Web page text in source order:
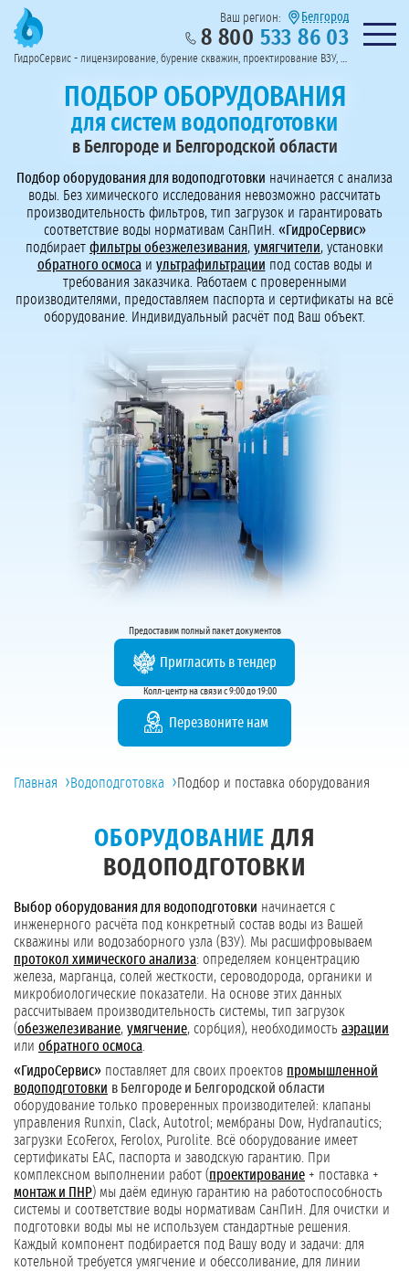
Предоставим полный пакет документов
Пригласить в тендер
Колл-центр на связи с 9:00 до 19:00
Перезвоните мне!
Ваш регион: Белгород
8 800 533 86 03 Нужна
ГидроСервис - лицензирование, бурение скважин, проектирование ВЗУ, системы водоподготовки
ПОДБОР ОБОРУДОВАНИЯ
для систем водоподготовки
в Белгороде и Белгородской области
Подбор оборудования для водоподготовки начинается с анализа
воды. Без химического исследования невозможно рассчитать
производительность фильтров, тип загрузок и гарантировать
соответствие воды нормативам СанПиН. «ГидроСервис»
подбирает фильтры обезжелезивания, умягчители, установки
обратного осмосаи ультрафильтрации под состав воды и
требования заказчика. Работаем с проверенными
производителями, предоставляем паспорта и сертификаты на всё
оборудование. Индивидуальный расчёт под Ваш объект.
Предоставим полный пакет документов
Пригласить в тендер
Колл-центр на связи с 9:00 до 19:00
Перезвоните нам
Главная ›Водоподготовка ›Подбор и поставка оборудования
ОБОРУДОВАНИЕ ДЛЯ
ВОДОПОДГОТОВКИ
Выбор оборудования для водоподготовки начинается с
инженерного расчёта под конкретный состав воды из Вашей
скважины или водозаборного узла (ВЗУ). Мы расшифровываем
протокол химического анализа: определяем концентрацию
железа, марганца, солей жесткости, сероводорода, органики и
микробиологические показатели. На основе этих данных
рассчитываем производительность системы, тип загрузок
(обезжелезивание, умягчение, сорбция), необходимость аэрации
или обратного осмоса
«ГидроСервис» поставляет для своих проектов промышленной
водоподготовки в Белгороде и Белгородской области
оборудование только проверенных производителей: клапаны
управления Runxin, Clack, Autotrol; мембраны Dow, Hydranautics;
загрузки EcoFerox, Ferolox, Purolite. Всё оборудование имеет
сертификаты ЕАС, паспорта и заводскую гарантию. При
комплексном выполнении работ (проектирование + поставка +
монтаж и ПНР) мы даём единую гарантию на работоспособность
системы и соответствие воды нормативам СанПиН. Для очистки и
подготовки воды мы не используем стандартные решения.
Каждый компонент подбирается под Вашу воду и задачи: для
котельной требуется умягчение и обессоливание, для линии